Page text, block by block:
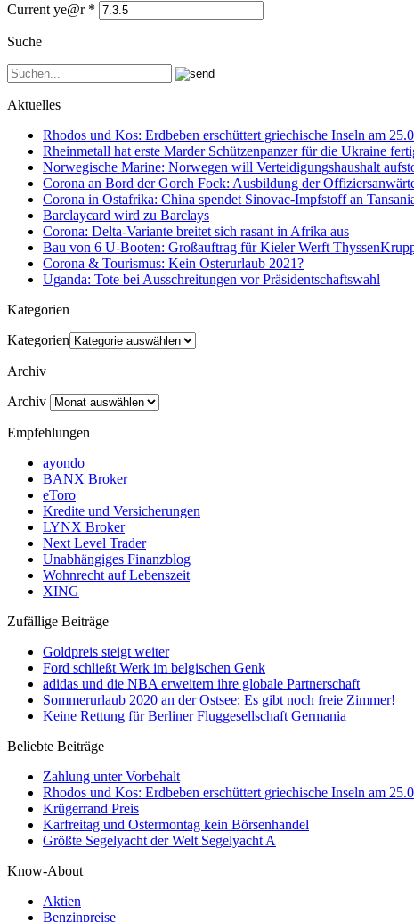
Current ye@r *
Suche
Aktuelles
Rhodos und Kos: Erdbeben erschüttert griechische Inseln am
Rheinmetall hat erste Marder Schützenpanzer für die Ukraine
Norwegische Marine: Norwegen will Verteidigungshaushalt
Corona an Bord der Gorch Fock: Ausbildung der
Corona in Ostafrika: China spendet Sinovac-Impfstoff an
Barclaycard wird zu Barclays
Corona: Delta-Variante breitet sich rasant in Afrika aus
Bau von 6 U-Booten: Großauftrag für Kieler Werft
Corona & Tourismus: Kein Osterurlaub 2021?
Uganda: Tote bei Ausschreitungen vor Präsidentschaftswahl
Kategorien
Kategorien
Archiv
Archiv
Empfehlungen
ayondo
BANX Broker
eToro
Kredite und Versicherungen
LYNX Broker
Next Level Trader
Unabhängiges Finanzblog
Wohnrecht auf Lebenszeit
XING
Zufällige Beiträge
Goldpreis steigt weiter
Ford schließt Werk im belgischen Genk
adidas und die NBA erweitern ihre globale Partnerschaft
Sommerurlaub 2020 an der Ostsee: Es gibt noch freie Zimmer!
Keine Rettung für Berliner Fluggesellschaft Germania
Beliebte Beiträge
Zahlung unter Vorbehalt
Rhodos und Kos: Erdbeben erschüttert griechische Inseln am
Krügerrand Preis
Karfreitag und Ostermontag kein Börsenhandel
Größte Segelyacht der Welt Segelyacht A
Know-About
Aktien
Benzinpreise